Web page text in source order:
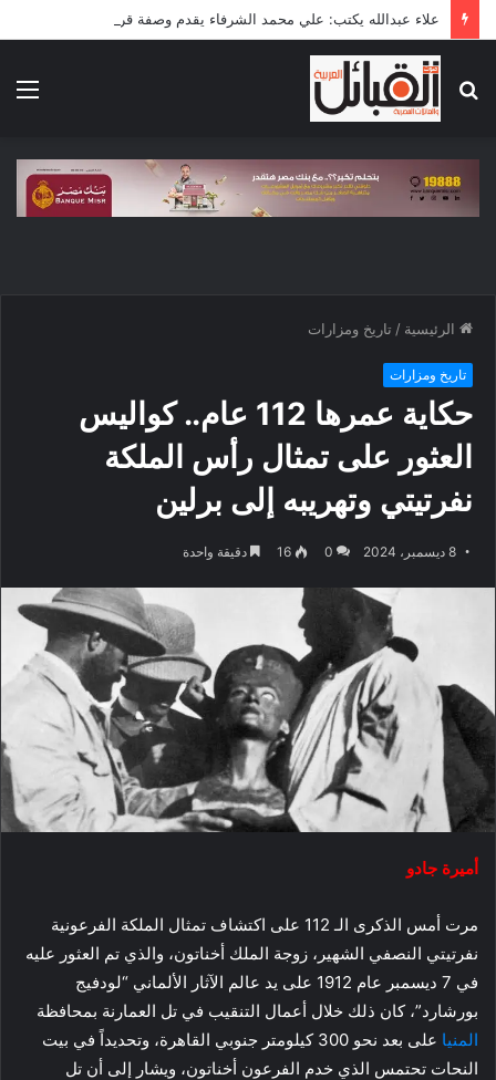
عن
الرئيسية / تاريخ ومزارات
تاريخ ومزارات
حكاية عمرها 112 عام.. كواليس
العثور على تمثال رأس الملكة
نفرتيتي وتهريبه إلى برلين
8 ديسمبر، 2024 0
16 دقيقة واحدة
أميرة جادو
مرت أمس الذكرى الـ 112 على اكتشاف تمثال الملكة الفرعونية
نفرتيتي النصفي الشهير، زوجة الملك أخناتون، والذي تم العثور عليه
في 7 ديسمبر عام 1912 على يد عالم الآثار الألماني “لودفيج
بورشارد”، كان ذلك خلال أعمال التنقيب في تل العمارنة بمحافظة
المنيا
على بعد نحو 300 كيلومتر جنوبي القاهرة، وتحديداً في بيت
النحات تحتمس الذي خدم الفرعون أخناتون، ويشار إلى أن تل